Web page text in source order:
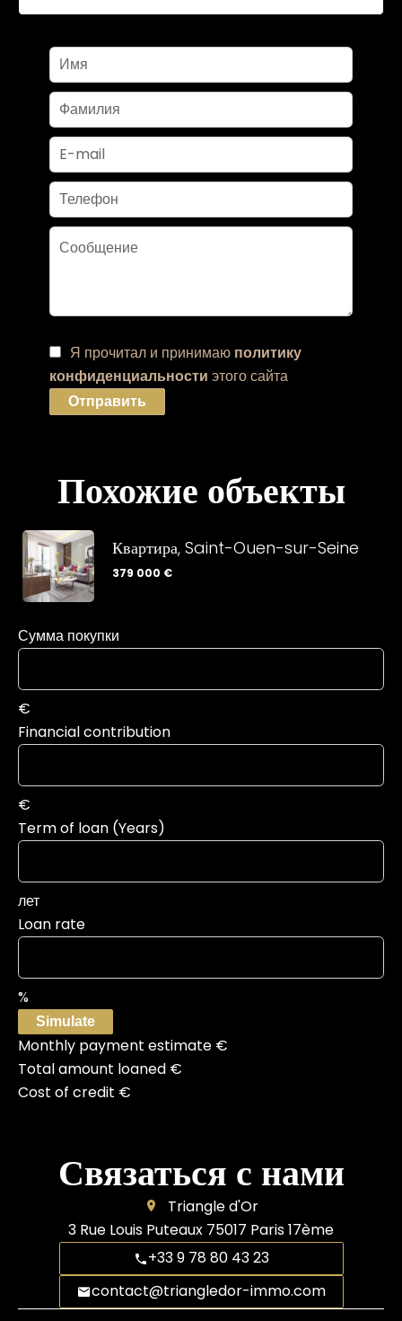
Я прочитал и принимаю политику
конфиденциальности этого сайта
Отправить
Похожие объекты
Квартира, Saint-Ouen-sur-Seine
379 000 €
Сумма покупки
€
Financial contribution
€
Term of loan (Years)
лет
Loan rate
%
Simulate
Monthly payment estimate €
Total amount loaned €
Cost of credit €
Связаться с нами
Triangle d'Or
3 Rue Louis Puteaux 75017 Paris 17ème
+33 9 78 80 43 23
contact@triangledor-immo.com